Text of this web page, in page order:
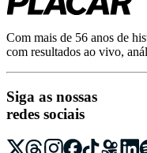
Com mais de 56 anos de
com resultados ao vivo,
Siga as nossas
redes sociais